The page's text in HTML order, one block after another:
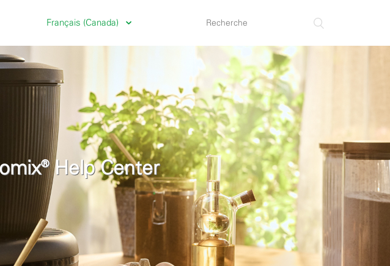
Français (Canada)
Help Center